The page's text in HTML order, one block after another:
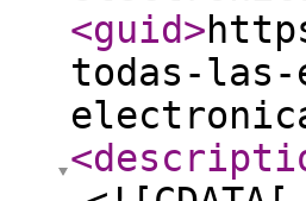
<guid>
todas-